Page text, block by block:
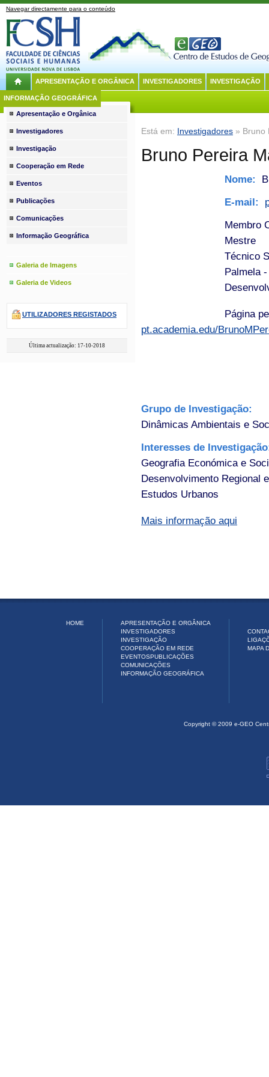
Navegar directamente para o conteúdo
APRESENTAÇÃO E ORGÂNICA INVESTIGADORES INVESTIGAÇÃO
INFORMAÇÃO GEOGRÁFICA
Está em: Investigadores » Bruno
Bruno Pereira
Nome:
E-mail:
Membro
Mestre
Técnico
Palmela
Página
pt.academia.edu/
Grupo de Investigação:
Dinâmicas Ambientais e
Interesses de
Geografia Económica e
Desenvolvimento Regional
Estudos Urbanos
Mais informação aqui
Apresentação e Orgânica
Investigadores
Investigação
Cooperação em Rede
Eventos
Publicações
Comunicações
Informação Geográfica
Galeria de Imagens
Galeria de Videos
UTILIZADORES REGISTADOS
Última actualização: 17-10-2018
HOME
APRESENTAÇÃO E ORGÂNICA
INVESTIGADORES
INVESTIGAÇÃO
COOPERAÇÃO EM REDE
EVENTOSPUBLICAÇÕES
COMUNICAÇÕES
INFORMAÇÃO GEOGRÁFICA
MAPA
Copyright © 2009 e-GEO